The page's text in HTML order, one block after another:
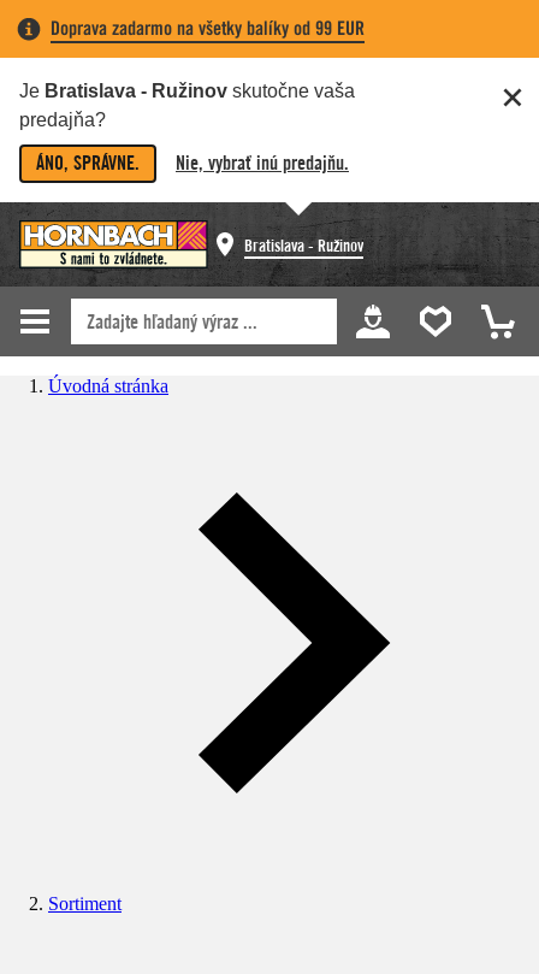
Doprava zadarmo na všetky balíky od 99 EUR
Je Bratislava - Ružinov skutočne vaša
predajňa?
ÁNO, SPRÁVNE. Nie, vybrať inú predajňu.
Bratislava - Ružinov
Úvodná stránka
Sortiment